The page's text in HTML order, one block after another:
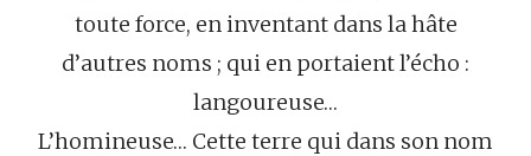
toute force, en inventant dans la hâte
d’autres noms ; qui en portaient l’écho :
langoureuse…
L’homineuse… Cette terre qui dans son nom